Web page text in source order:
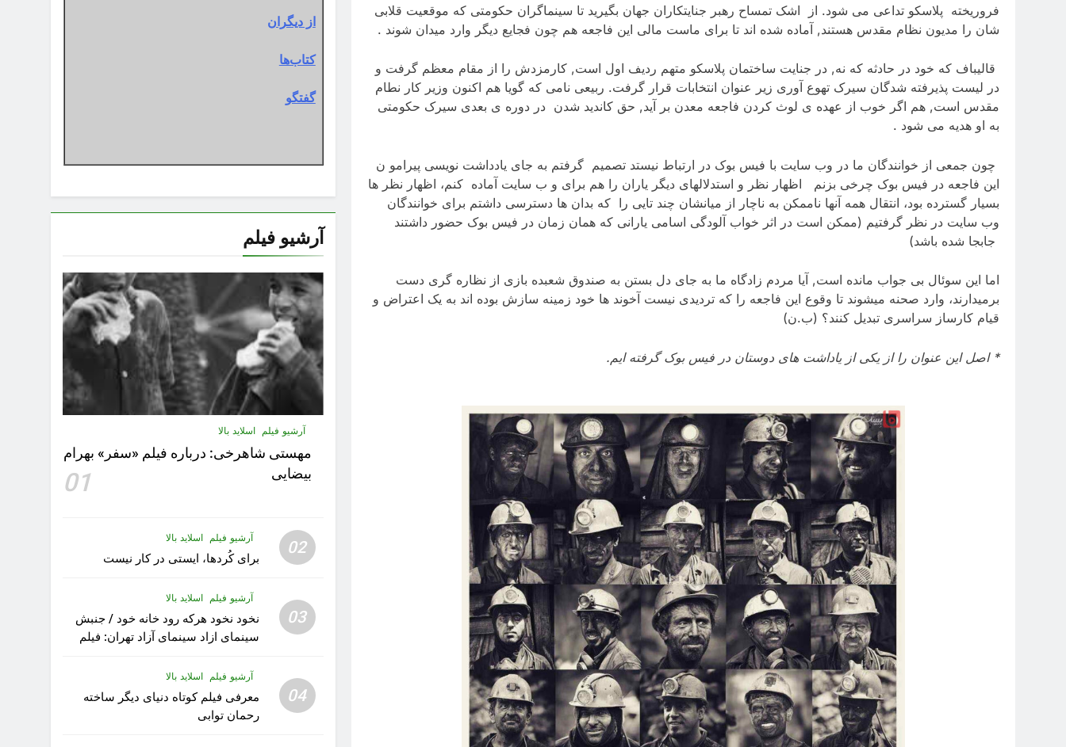
فروریخته پلاسکو تداعی می شود. از اشک تمساح رهبر جنایتکاران جهان بگیرید تا سینماگران حکومتی که موقعیت قلابی
شان را مدیون نظام مقدس هستند, آماده شده اند تا برای ماست مالی این فاجعه هم چون فجایع دیگر وارد میدان شوند .
قالیباف که خود در حادثه که نه, در جنایت ساختمان پلاسکو متهم ردیف اول است, کارمزدش را از مقام معظم گرفت و
در لیست پذیرفته شدگان سیرک تهوع آوری زیر عنوان انتخابات قرار گرفت. ربیعی نامی که گویا هم اکنون وزیر کار نطام
مقدس است, هم اگر خوب از عهده ی لوث کردن فاجعه معدن بر آید, حق کاندید شدن در دوره ی بعدی سیرک حکومتی
به او هدیه می شود .
چون جمعی از خوانندگان ما در وب سایت با فیس بوک در ارتباط نیستد تصمیم گرفتم به جای یادداشت نویسی پیرامو ن
این فاجعه در فیس بوک چرخی بزنم اظهار نظر و استدلالهای دیگر یاران را هم برای و ب سایت آماده کنم، اظهار نظر ها
بسیار گسترده بود، انتقال همه آنها ناممکن به ناچار از میانشان چند تایی را که بدان ها دسترسی داشتم برای خوانندگان
وب سایت در نظر گرفتیم (ممکن است در اثر خواب آلودگی اسامی یارانی که همان زمان در فیس بوک حضور داشتند
جابجا شده باشد)
اما این سوئال بی جواب مانده است, آیا مردم زادگاه ما به جای دل بستن به صندوق شعبده بازی از نظاره گری دست
برمیدارند، وارد صحنه میشوند تا وقوع این فاجعه را که تردیدی نیست آخوند ها خود زمینه سازش بوده اند به یک اعتراض و
قیام کارساز سراسری تبدیل کنند؟ (ب.ن)
* اصل این عنوان را از یکی از یاداشت های دوستان در فیس بوک گرفته ایم.
از دیگران
کتاب‌ها
گفتگو
آرشیو فیلم
آرشیو فیلم اسلاید بالا
مهستى شاهرخى:‌ درباره فيلم «سفر» بهرام
بیضایی
01
02 آرشیو فیلم اسلاید بالا
برای کُردها، ایستی در کار نیست
03
آرشیو فیلم اسلاید بالا
نخود نخود هرکه رود خانه خود / جنبش
سینمای ازاد سینمای آزاد تهران: فیلم
04
آرشیو فیلم اسلاید بالا
معرفی فیلم کوتاه دنیای دیگر ساخته
رحمان توابی